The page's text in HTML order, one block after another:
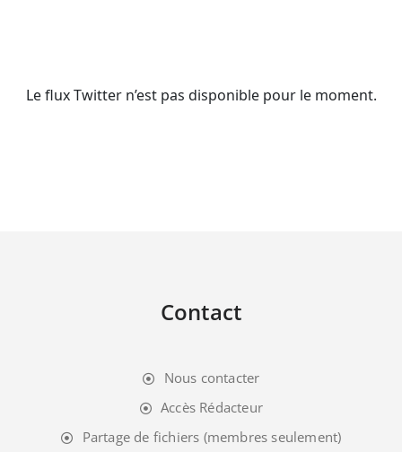
Le flux Twitter n’est pas disponible pour le moment.
Contact
Nous contacter
Accès Rédacteur
Partage de fichiers (membres seulement)